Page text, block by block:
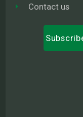
Contact us